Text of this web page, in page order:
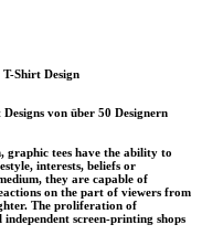
Shirt Design
von über 50 Designern
graphic tees have the ability to
interests, beliefs or
they are capable of
on the part of viewers from
The proliferation of
screen-printing shops